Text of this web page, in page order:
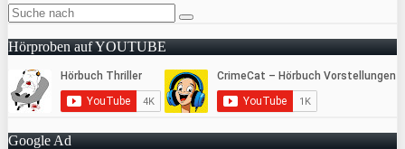
Hörproben auf YOUTUBE
Google Ad